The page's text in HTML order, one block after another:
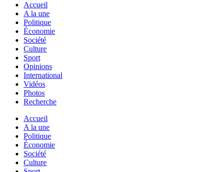
Accueil
A la une
Politique
Économie
Société
Culture
Sport
Opinions
International
Vidéos
Photos
Recherche
Accueil
A la une
Politique
Économie
Société
Culture